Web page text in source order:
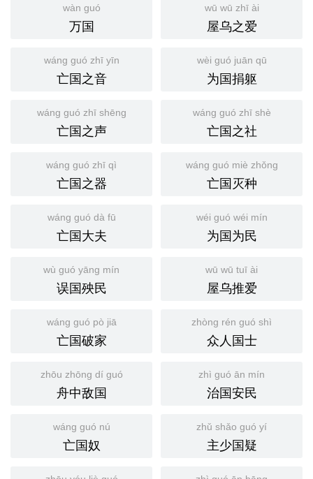
wàn guó
万国
wū wū zhī ài
屋乌之爱
wáng guó zhī yīn
亡国之音
wèi guó juān qū
为国捐躯
wáng guó zhī shēng
亡国之声
wáng guó zhī shè
亡国之社
wáng guó zhī qì
亡国之器
wáng guó miè zhǒng
亡国灭种
wáng guó dà fū
亡国大夫
wéi guó wéi mín
为国为民
wù guó yāng mín
误国殃民
wū wū tuī ài
屋乌推爱
wáng guó pò jiā
亡国破家
zhòng rén guó shì
众人国士
zhōu zhōng dí guó
舟中敌国
zhì guó ān mín
治国安民
wáng guó nú
亡国奴
zhǔ shǎo guó yí
主少国疑